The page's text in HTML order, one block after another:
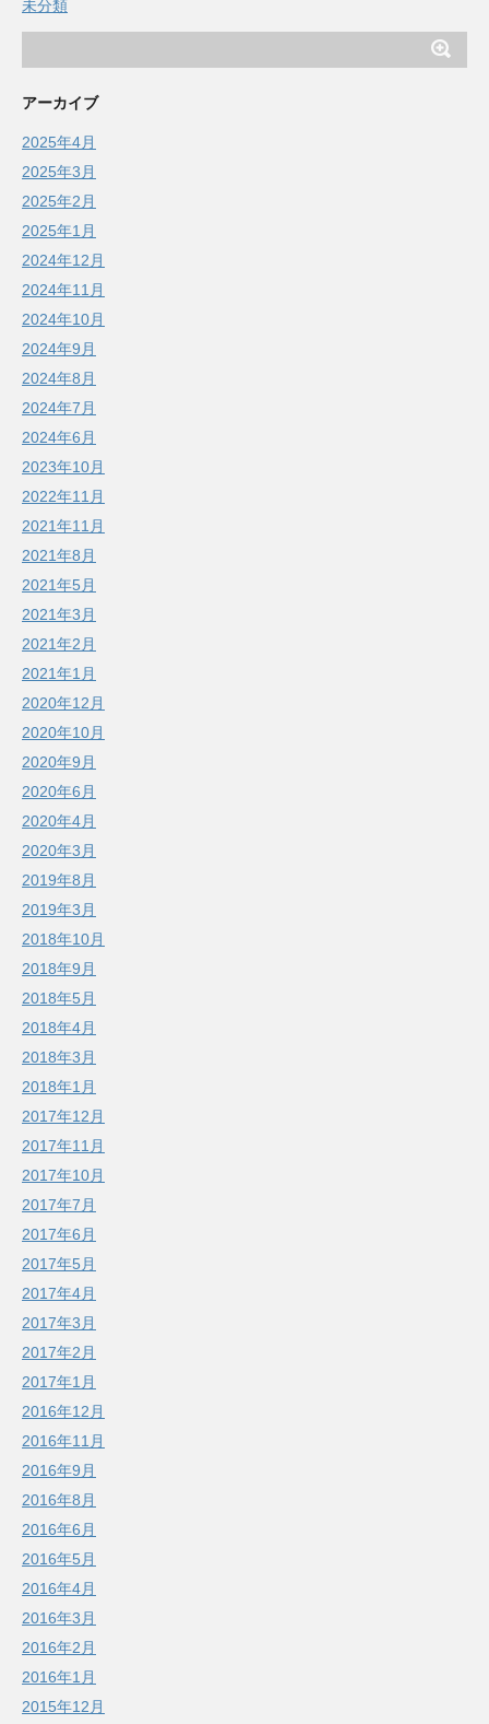
未分類
アーカイブ
2025年4月
2025年3月
2025年2月
2025年1月
2024年12月
2024年11月
2024年10月
2024年9月
2024年8月
2024年7月
2024年6月
2023年10月
2022年11月
2021年11月
2021年8月
2021年5月
2021年3月
2021年2月
2021年1月
2020年12月
2020年10月
2020年9月
2020年6月
2020年4月
2020年3月
2019年8月
2019年3月
2018年10月
2018年9月
2018年5月
2018年4月
2018年3月
2018年1月
2017年12月
2017年11月
2017年10月
2017年7月
2017年6月
2017年5月
2017年4月
2017年3月
2017年2月
2017年1月
2016年12月
2016年11月
2016年9月
2016年8月
2016年6月
2016年5月
2016年4月
2016年3月
2016年2月
2016年1月
2015年12月